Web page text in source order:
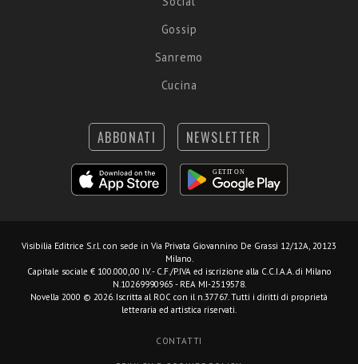
Gossip
Sanremo
Cucina
ABBONATI NEWSLETTER
Visibilia Editrice S.r.l. con sede in Via Privata Giovannino De Grassi 12/12A, 20123
Milano.
Capitale sociale € 100.000,00 I.V. - C.F./P.IVA ed iscrizione alla C.C.I.A.A. di Milano
N.10269990965 - REA MI-2519578.
Novella 2000 © 2026. Iscritta al ROC con il n.37767. Tutti i diritti di proprietà
letteraria ed artistica riservati.
CONTATTI